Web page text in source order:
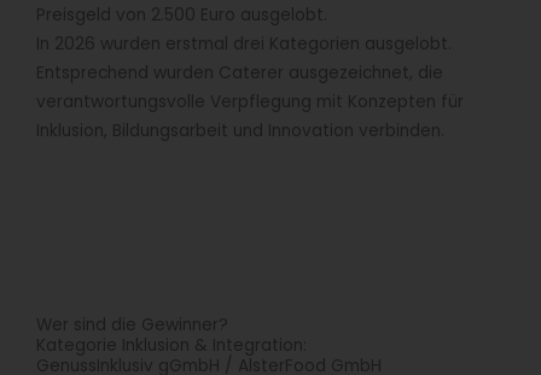
Preisgeld von 2.500 Euro ausgelobt.
In 2026 wurden erstmal drei Kategorien ausgelobt.
Entsprechend wurden Caterer ausgezeichnet, die
verantwortungsvolle Verpflegung mit Konzepten für
Inklusion, Bildungsarbeit und Innovation verbinden.
Wer sind die Gewinner?
Kategorie Inklusion & Integration:
GenussInklusiv gGmbH / AlsterFood GmbH